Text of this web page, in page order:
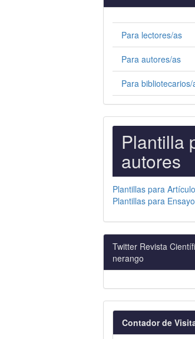
Para lectores/as
Para autores/as
Para bibliotecarios/
PARA
Plantilla
autores
Plantillas para
Plantillas para
Twitter Revista
nerango
visitas
Contador de